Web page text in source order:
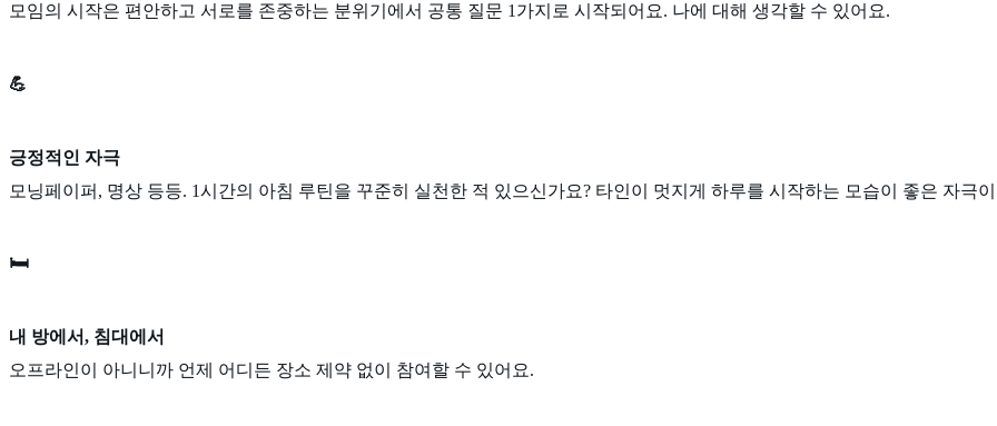
모임의 시작은 편안하고 서로를 존중하는 분위기에서 공통 질문 1가지로 시작되어요. 나에 대해 생각할 수 있어요.
💪
긍정적인 자극
모닝페이퍼, 명상 등등. 1시간의 아침 루틴을 꾸준히 실천한 적 있으신가요? 타인이 멋지게 하루를 시작하는 모습이 좋은 자극
🛏
내 방에서, 침대에서
오프라인이 아니니까 언제 어디든 장소 제약 없이 참여할 수 있어요.